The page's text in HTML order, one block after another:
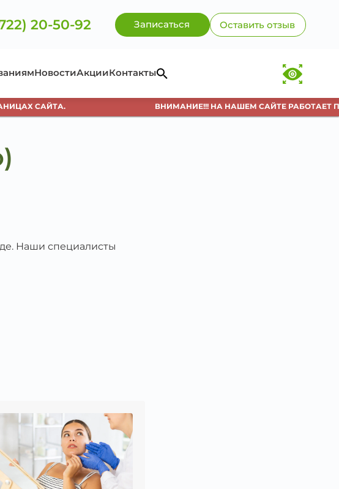
20-50-92 Записаться Оставить отзыв
НовостиАкцииКонтакты
САЙТА. ВНИМАНИЕ!!! НА НАШЕМ САЙТЕ РАБОТАЕТ
Наши специалисты